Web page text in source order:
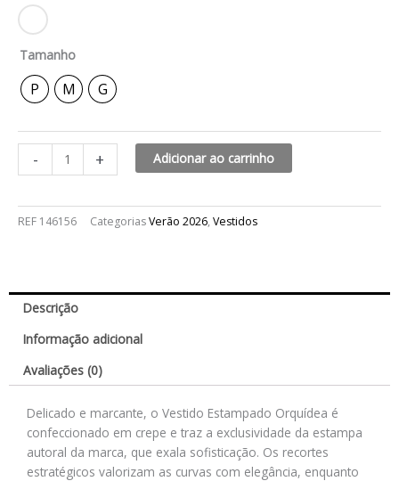
Tamanho
P M G
-
quantidade
+ Adicionar ao carrinho
REF 146156 CategoriasVerão 2026, Vestidos
Descrição
Informação adicional
Avaliações (0)
Delicado e marcante, o Vestido Estampado Orquídea é
confeccionado em crepe e traz a exclusividade da estampa
autoral da marca, que exala sofisticação. Os recortes
estratégicos valorizam as curvas com elegância, enquanto